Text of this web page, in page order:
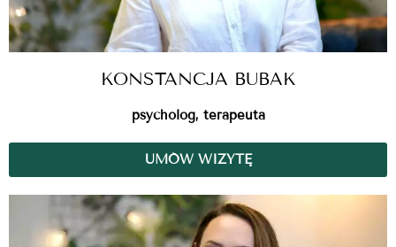
KONSTANCJA BUBAK
psycholog, terapeuta
UMÓW WIZYTĘ